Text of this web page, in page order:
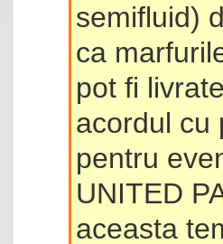
semifluid)
ca
pot fi
acordul cu
pentru
UNITED
aceasta